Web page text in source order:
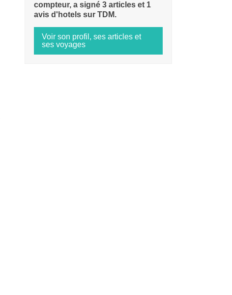
compteur, a signé 3 articles et 1
avis d'hotels sur TDM.
Voir son profil, ses articles et
ses voyages